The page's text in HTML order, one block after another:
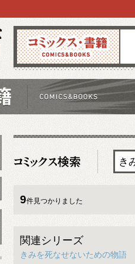
コミックス 雑誌
9件見つかりました
関連シリーズ
きみを死なせないための物語